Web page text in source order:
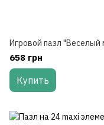
Игровой пазл "Веселый
658 грн
Купить